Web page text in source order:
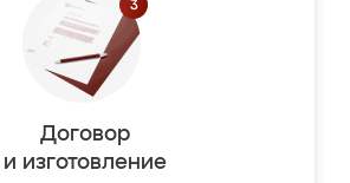
Договор
и изготовление